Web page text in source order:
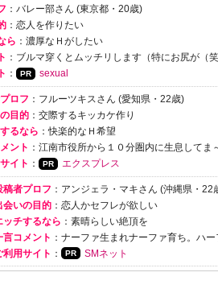
：バレー部さん (東京都・20歳)
：恋人を作りたい
ら ：濃厚なＨがしたい
：ブルマ穿くとムッチリします（特にお尻が（笑
： sexual
ロフ ：フルーツキスさん (愛知県・22歳)
目的 ：交際するキッカケ作り
るなら ：快楽的なＨ希望
ント ：江南市役所から１０分圏内に生息してま
イト ： エクスプレス
稿者プロフ ：アンジェラ・マキさん (沖縄県・22
会いの目的 ：恋人かセフレが欲しい
ッチするなら ：素晴らしい絶頂を
言コメント ：ナーファ生まれナーファ育ち。ハー
利用サイト ： SMネット